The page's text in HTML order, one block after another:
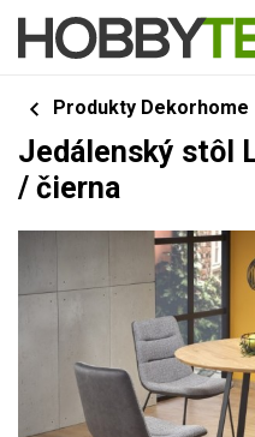
Produkty Dekorhome
Jedálenský stôl
/ čierna